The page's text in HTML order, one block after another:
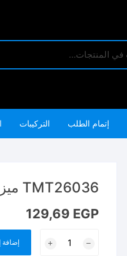
إتمام الطلب التركيبات
TMT26036 ميزان مياه 60 سم SPIRIT LEVEL
129,69 EGP
TMT26036
إضافة